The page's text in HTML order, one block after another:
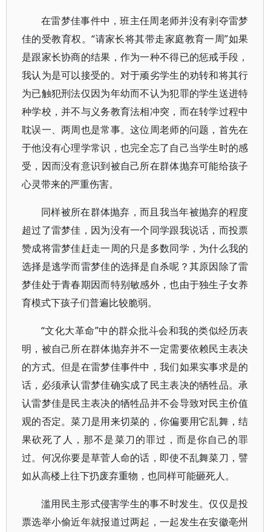
在雷梦佳事件中，班主任周老师并没有剥夺雷梦
佳的受教育权。“请家长将其带走家庭教育一周”如果
是跟家长协商的结果，作为一种不得已的惩戒手段，
我认为是可以接受的。对于顽劣学生的劝转和将其行
为已触犯刑法仅因为年幼而不认为犯罪的学生送进特
种学校，并不与义务教育法相冲突，而在转学过程中
耽误一、两周也是常事。这位周老师的问题，首先在
于他没有心理学常识，也完全忘了自己当学生时的感
受，因而没有意识到被自己所在群体抛弃可能给孩子
心灵带来的严重伤害。
同样被所在群体抛弃，而且我当年被抛弃的程度
超过了雷梦佳，因为没有一个同学跟我说话，而投票
赞成将雷梦佳赶走一周的只是多数同学，为什么我的
选择是逃学而雷梦佳的选择是自杀呢？其原因除了雷
梦佳处于青春期因而特别敏感外，也由于独生子女养
育模式下孩子们普遍比较脆弱。
“文化大革命”中的群众批斗会和我的类似经历表
明，被自己所在群体抛弃并不一定需要依赖民主表决
的方式。但是在雷梦佳事件中，我们如果实事求是的
话，必须承认雷梦佳确实成了民主表决的牺牲品。承
认雷梦佳是民主表决的牺牲品并不会导致对民主价值
观的否定。菜刀是用来切菜的，你偏要用它乱舞，结
果砍死了人，那不是菜刀的罪过，而是你自己的罪
过。何况你要是草菅人命的话，即使不乱舞菜刀，譬
如从高楼上往下扔废弃重物，也同样可能砸死人。
滥用民主形式侵害学生的事不时发生。仅仅是投
票选举小偷近年就报道过两起，一起发生在安徽亳州